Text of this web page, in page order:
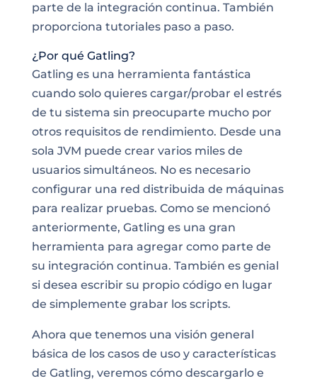
parte de la integración continua. También
proporciona tutoriales paso a paso.
¿Por qué Gatling?
Gatling es una herramienta fantástica
cuando solo quieres cargar/probar el estrés
de tu sistema sin preocuparte mucho por
otros requisitos de rendimiento. Desde una
sola JVM puede crear varios miles de
usuarios simultáneos. No es necesario
configurar una red distribuida de máquinas
para realizar pruebas. Como se mencionó
anteriormente, Gatling es una gran
herramienta para agregar como parte de
su integración continua. También es genial
si desea escribir su propio código en lugar
de simplemente grabar los scripts.
Ahora que tenemos una visión general
básica de los casos de uso y características
de Gatling, veremos cómo descargarlo e